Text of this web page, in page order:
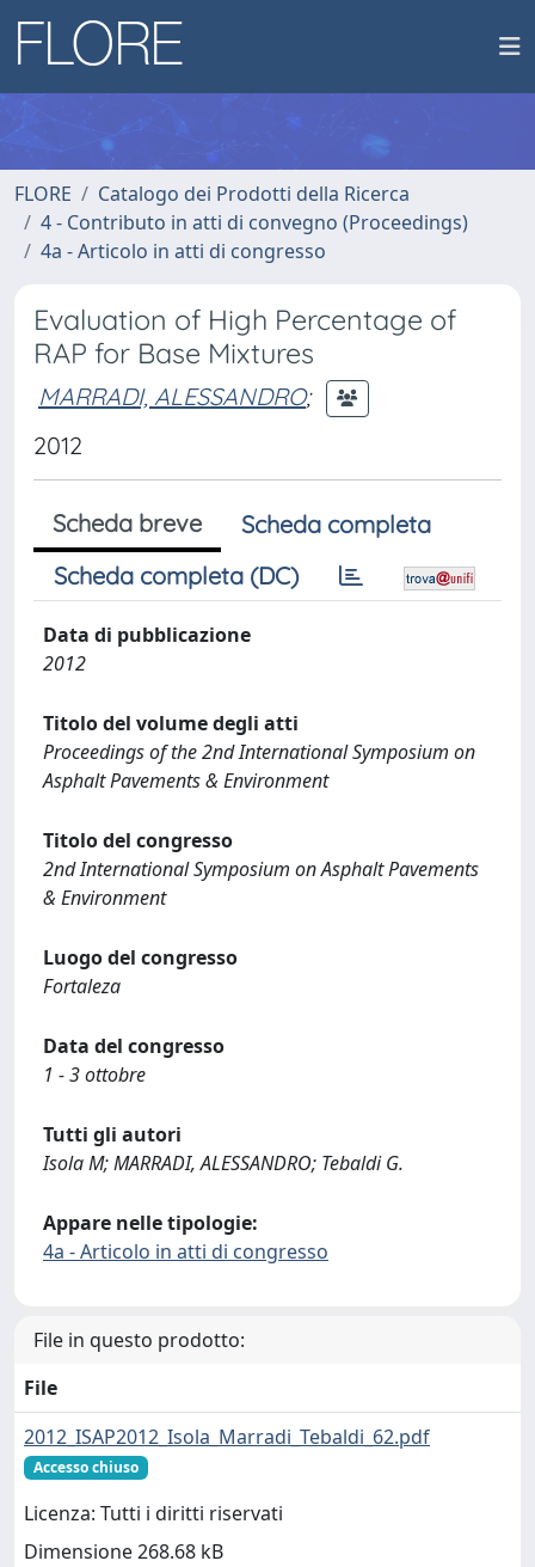
FLORE
Catalogo dei Prodotti della Ricerca
4 - Contributo in atti di convegno (Proceedings)
4a - Articolo in atti di congresso
Evaluation of High Percentage of
RAP for Base Mixtures
MARRADI, ALESSANDRO;
2012
Scheda breve
Scheda completa
Scheda completa (DC)
Data di pubblicazione
2012
Titolo del volume degli atti
Proceedings of the 2nd International Symposium on
Asphalt Pavements & Environment
Titolo del congresso
2nd International Symposium on Asphalt Pavements
& Environment
Luogo del congresso
Fortaleza
Data del congresso
1 - 3 ottobre
Tutti gli autori
Isola M; MARRADI, ALESSANDRO; Tebaldi G.
Appare nelle tipologie:
4a - Articolo in atti di congresso
File in questo prodotto:
File
2012_ISAP2012_Isola_Marradi_Tebaldi_62.pdf
Accesso chiuso
Licenza: Tutti i diritti riservati
Dimensione 268.68 kB